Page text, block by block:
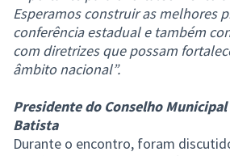
Esperamos construir as melhores
conferência estadual e também
com diretrizes que possam
âmbito nacional”.
Presidente do Conselho Municipal
Batista
Durante o encontro, foram